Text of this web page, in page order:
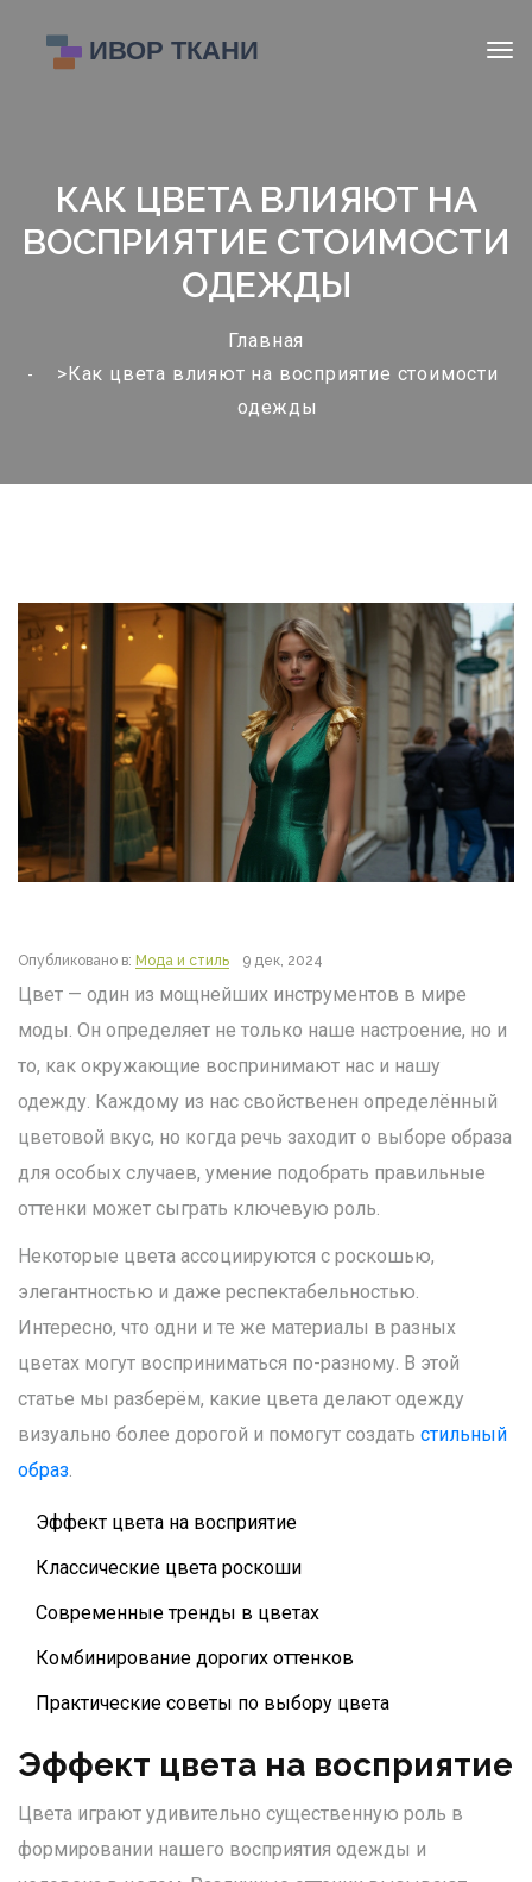
КАК ЦВЕТА ВЛИЯЮТ НА
ВОСПРИЯТИЕ СТОИМОСТИ
ОДЕЖДЫ
Главная
>Как цвета влияют на восприятие стоимости
одежды
Опубликовано в: Мода и стиль 9 дек, 2024
Цвет — один из мощнейших инструментов в мире
моды. Он определяет не только наше настроение, но и
то, как окружающие воспринимают нас и нашу
одежду. Каждому из нас свойственен определённый
цветовой вкус, но когда речь заходит о выборе образа
для особых случаев, умение подобрать правильные
оттенки может сыграть ключевую роль.
Некоторые цвета ассоциируются с роскошью,
элегантностью и даже респектабельностью.
Интересно, что одни и те же материалы в разных
цветах могут восприниматься по-разному. В этой
статье мы разберём, какие цвета делают одежду
визуально более дорогой и помогут создать стильный
образ.
Эффект цвета на восприятие
Классические цвета роскоши
Современные тренды в цветах
Комбинирование дорогих оттенков
Практические советы по выбору цвета
Эффект цвета на восприятие
Цвета играют удивительно существенную роль в
формировании нашего восприятия одежды и